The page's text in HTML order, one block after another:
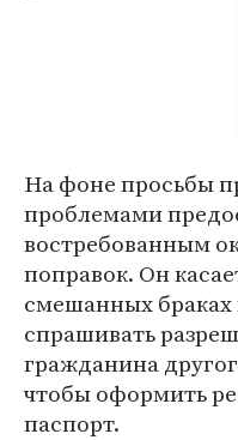
На фоне просьбы
проблемами
востребованным
поправок. Он
смешанных браках
спрашивать
гражданина
чтобы оформить
паспорт.